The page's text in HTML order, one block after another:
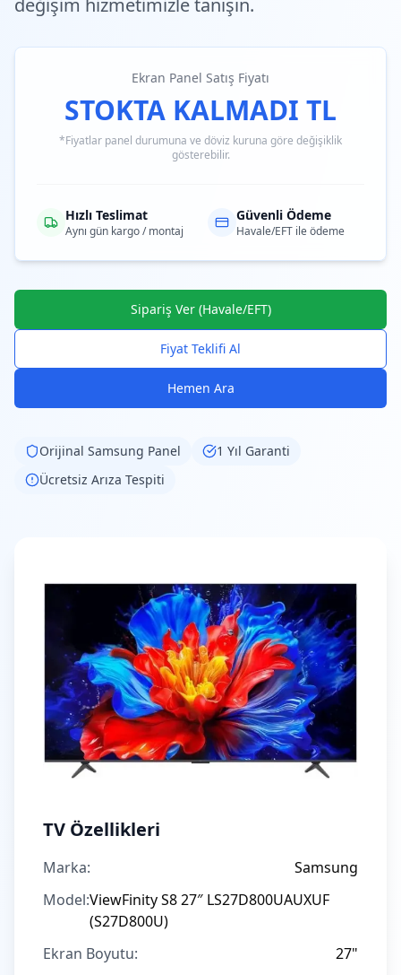
değişim hizmetimizle tanışın.
Ekran Panel Satış Fiyatı
STOKTA KALMADI TL
*Fiyatlar panel durumuna ve döviz kuruna göre değişiklik
gösterebilir.
Hızlı Teslimat
Aynı gün kargo / montaj
Güvenli Ödeme
Havale/EFT ile ödeme
Sipariş Ver (Havale/EFT)
Fiyat Teklifi Al
Hemen Ara
Orijinal Samsung Panel
1 Yıl Garanti
Ücretsiz Arıza Tespiti
TV Özellikleri
Marka:
Samsung
Model:ViewFinity S8 27″ LS27D800UAUXUF
(S27D800U)
Ekran Boyutu:
27"